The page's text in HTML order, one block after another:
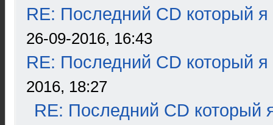
RE: Последний CD который я
26-09-2016, 16:43
RE: Последний CD который я
2016, 18:27
RE: Последний CD который